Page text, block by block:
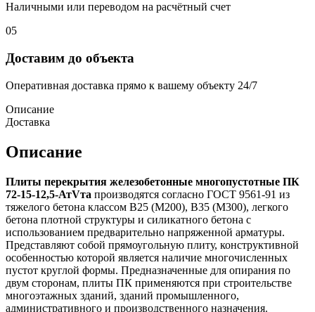
Наличными или переводом на расчётный счет
05
Доставим до объекта
Оперативная доставка прямо к вашему объекту 24/7
Описание
Доставка
Описание
Плиты перекрытия железобетонные многопустотные ПК
72-15-12,5-АтVта производятся согласно ГОСТ 9561-91 из
тяжелого бетона классом В25 (М200), В35 (М300), легкого
бетона плотной структуры и силикатного бетона с
использованием предварительно напряженной арматуры.
Представляют собой прямоугольную плиту, конструктивной
особенностью которой является наличие многочисленных
пустот круглой формы. Предназначенные для опирания по
двум сторонам, плиты ПК применяются при строительстве
многоэтажных зданий, зданий промышленного,
административного и производственного назначения.